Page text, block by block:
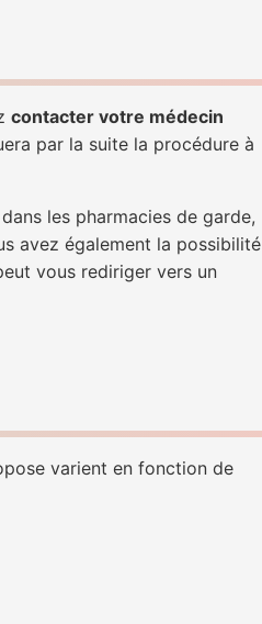
contacter votre médecin
par la suite la procédure à
les pharmacies de garde,
avez également la possibilité
vous rediriger vers un
varient en fonction de